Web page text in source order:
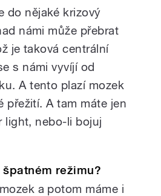
do nějaké krizový
námi může přebrat
je taková centrální
s námi vyvíjí od
A tento plazí mozek
přežití. A tam máte jen
light, nebo-li bojuj
režimu?
a potom máme i